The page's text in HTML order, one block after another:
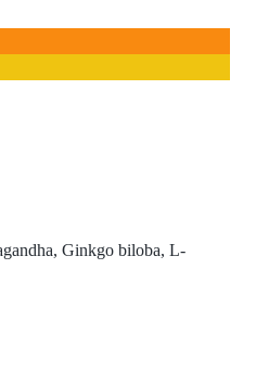
Ginkgo biloba, L-